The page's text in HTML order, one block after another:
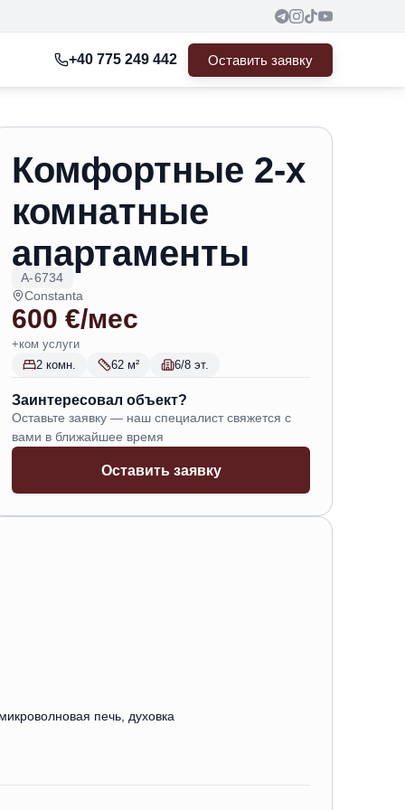
+40 775 249 442 Оставить заявку
Комфортные 2-х
комнатные
апартаменты
A-6734
Constanta
600 €/мес
+ком услуги
2 комн.
62 м² 6/8 эт.
Заинтересовал объект?
Оставьте заявку — наш специалист свяжется с
вами в ближайшее время
Оставить заявку
печь, духовка